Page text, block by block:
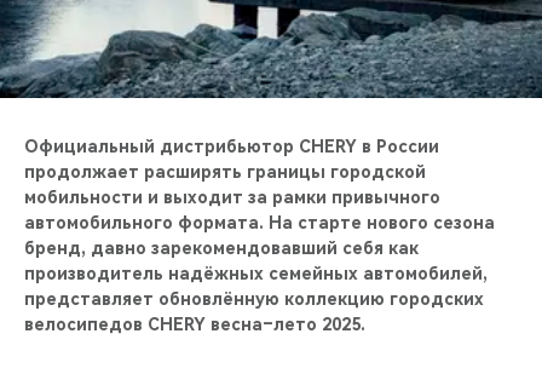
CHERY И СПОРТ
ВИДЕООБЗОРЫ
CHERY ДЛЯ ДЕТЕЙ
Официальный дистрибьютор CHERY в России
продолжает расширять границы городской
мобильности и выходит за рамки привычного
автомобильного формата. На старте нового сезона
бренд, давно зарекомендовавший себя как
производитель надёжных семейных автомобилей,
представляет обновлённую коллекцию городских
велосипедов CHERY весна–лето 2025.